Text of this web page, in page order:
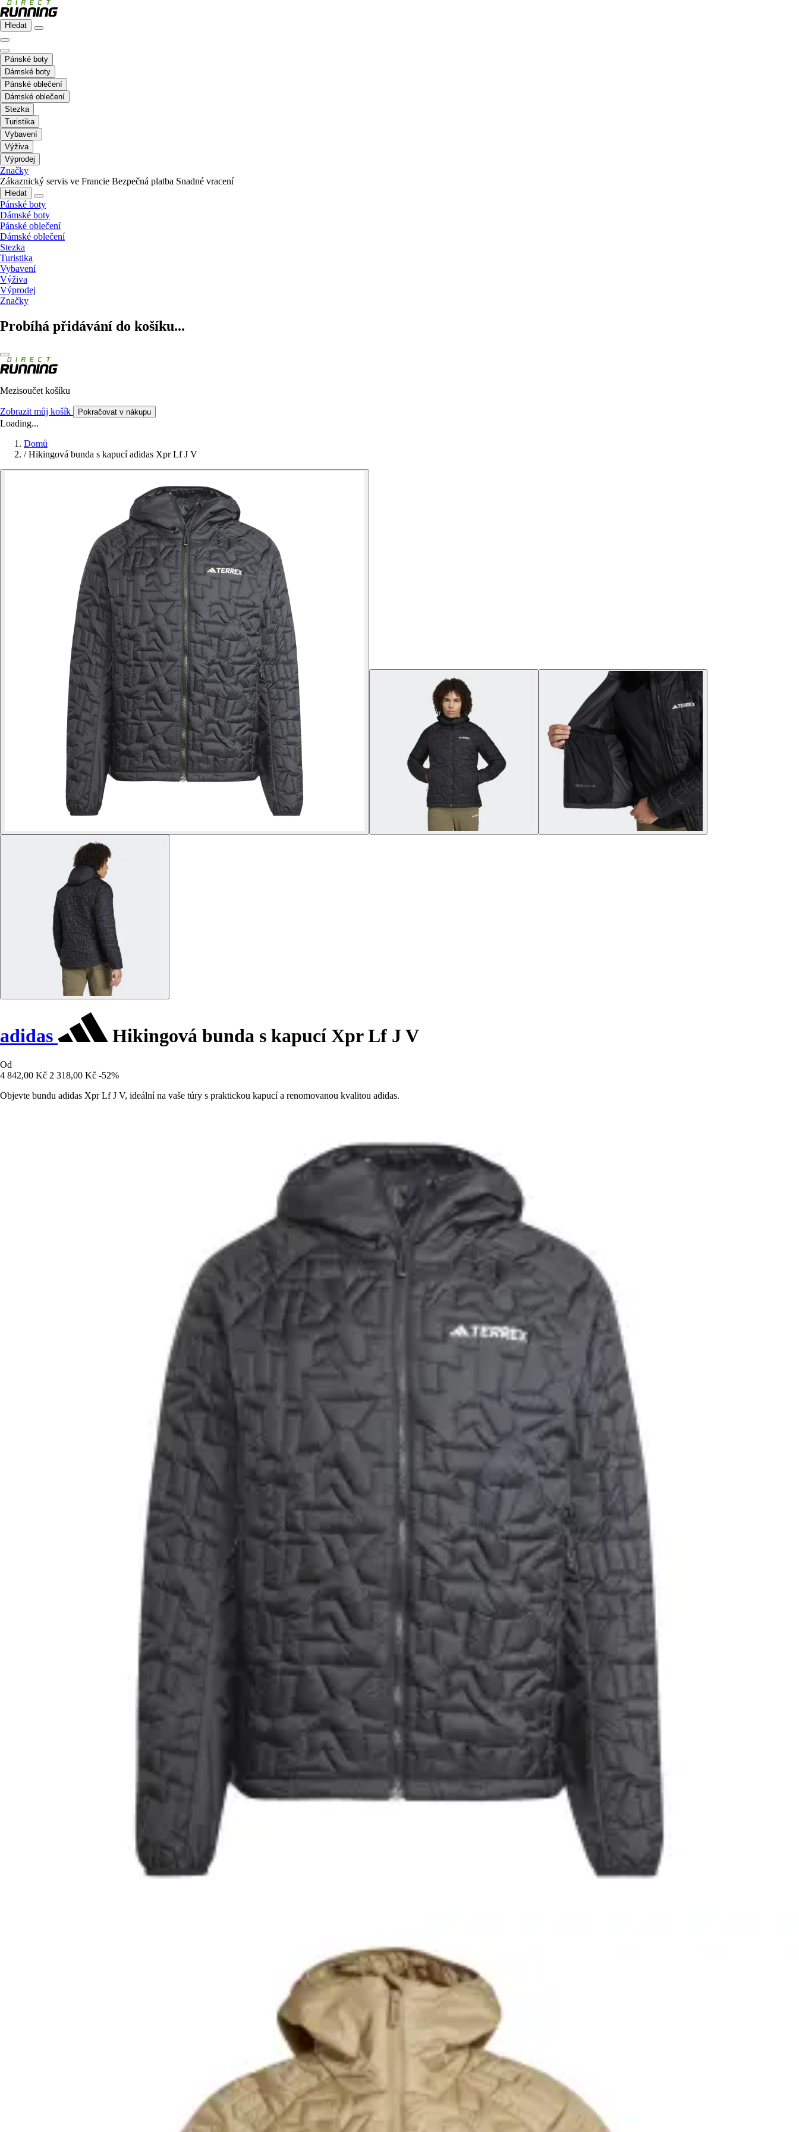
Hledat
Pánské boty
Dámské boty
Pánské oblečení
Dámské oblečení
Stezka
Turistika
Vybavení
Výživa
Výprodej
Značky
Zákaznický servis ve Francie Bezpečná platba Snadné vracení
Hledat
Pánské boty
Dámské boty
Pánské oblečení
Dámské oblečení
Stezka
Turistika
Vybavení
Výživa
Výprodej
Značky
Probíhá přidávání do košíku...
Mezisoučet košíku
Zobrazit můj košík Pokračovat v nákupu
Loading...
Domů
/ Hikingová bunda s kapucí adidas Xpr Lf J V
adidas Hikingová bunda s kapucí Xpr Lf J V
Od
4 842,00 Kč 2 318,00 Kč -52%
Objevte bundu adidas Xpr Lf J V, ideální na vaše túry s praktickou kapucí a renomovanou kvalitou adidas.